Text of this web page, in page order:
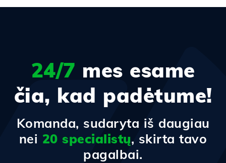
24/7 mes esame
čia, kad padėtume!
Komanda, sudaryta iš daugiau
nei 20 specialistų, skirta tavo
pagalbai.